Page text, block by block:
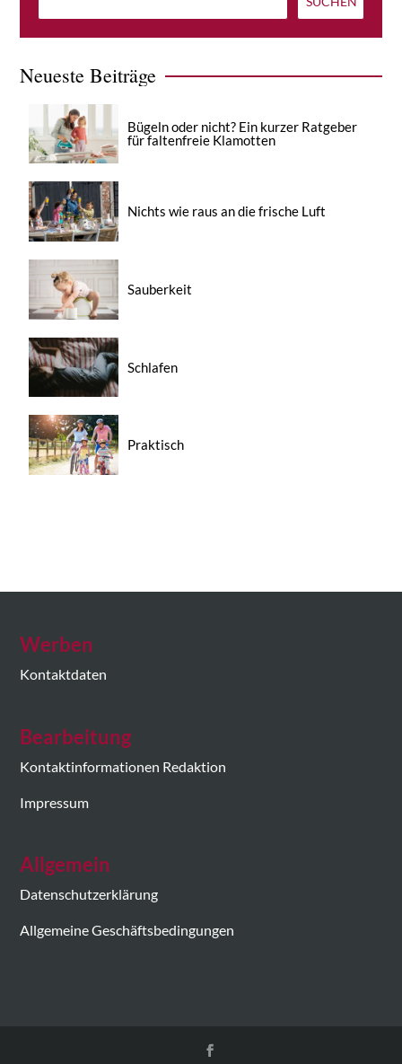
Neueste Beiträge
Bügeln oder nicht? Ein kurzer Ratgeber
für faltenfreie Klamotten
Nichts wie raus an die frische Luft
Sauberkeit
Schlafen
Praktisch
Werben
Kontaktdaten
Bearbeitung
Kontaktinformationen Redaktion
Impressum
Allgemein
Datenschutzerklärung
Allgemeine Geschäftsbedingungen